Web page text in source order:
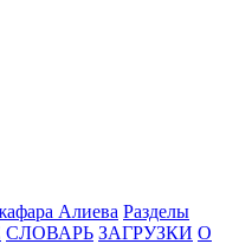
Алиева Разделы
СЛОВАРЬ ЗАГРУЗКИ О